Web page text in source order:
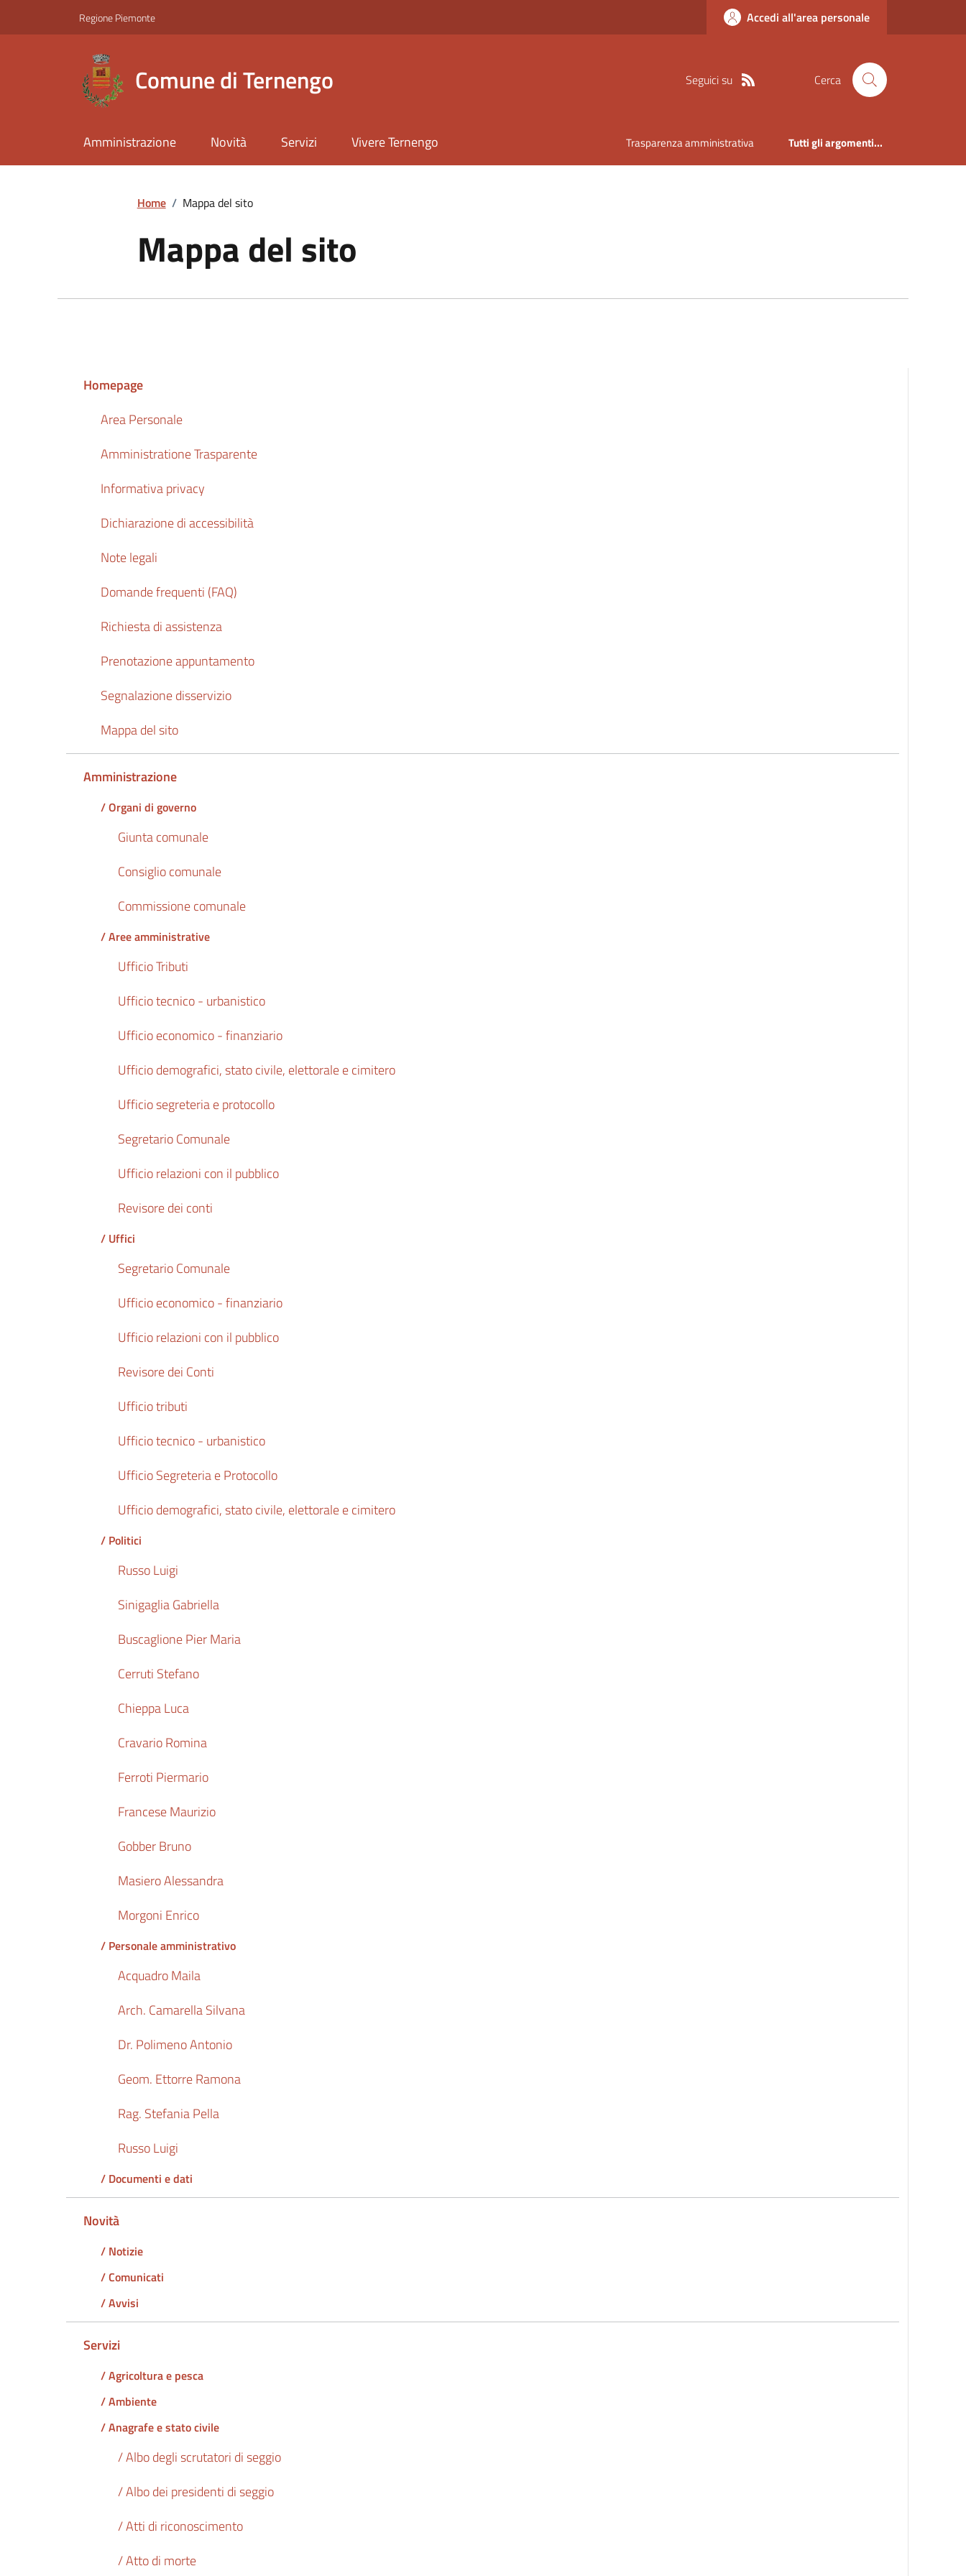
Regione Piemonte Accedi all'area personale
Comune di Ternengo Seguici su Cerca
Amministrazione Novità Servizi Vivere Ternengo Trasparenza amministrativa Tutti gli argomenti...
Home / Mappa del sito
Mappa del sito
Homepage
Area Personale
Amministratione Trasparente
Informativa privacy
Dichiarazione di accessibilità
Note legali
Domande frequenti (FAQ)
Richiesta di assistenza
Prenotazione appuntamento
Segnalazione disservizio
Mappa del sito
Amministrazione
/ Organi di governo
Giunta comunale
Consiglio comunale
Commissione comunale
/ Aree amministrative
Ufficio Tributi
Ufficio tecnico - urbanistico
Ufficio economico - finanziario
Ufficio demografici, stato civile, elettorale e cimitero
Ufficio segreteria e protocollo
Segretario Comunale
Ufficio relazioni con il pubblico
Revisore dei conti
/ Uffici
Segretario Comunale
Ufficio economico - finanziario
Ufficio relazioni con il pubblico
Revisore dei Conti
Ufficio tributi
Ufficio tecnico - urbanistico
Ufficio Segreteria e Protocollo
Ufficio demografici, stato civile, elettorale e cimitero
/ Politici
Russo Luigi
Sinigaglia Gabriella
Buscaglione Pier Maria
Cerruti Stefano
Chieppa Luca
Cravario Romina
Ferroti Piermario
Francese Maurizio
Gobber Bruno
Masiero Alessandra
Morgoni Enrico
/ Personale amministrativo
Acquadro Maila
Arch. Camarella Silvana
Dr. Polimeno Antonio
Geom. Ettorre Ramona
Rag. Stefania Pella
Russo Luigi
/ Documenti e dati
Novità
/ Notizie
/ Comunicati
/ Avvisi
Servizi
/ Agricoltura e pesca
/ Ambiente
/ Anagrafe e stato civile
/ Albo degli scrutatori di seggio
/ Albo dei presidenti di seggio
/ Atti di riconoscimento
/ Atto di morte